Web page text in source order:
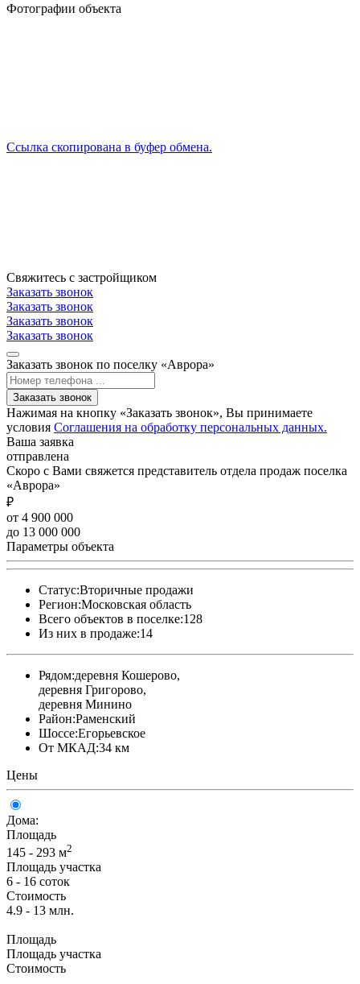
Фотографии объекта
Ссылка скопирована в буфер обмена.
Свяжитесь с застройщиком
Заказать звонок
Заказать звонок
Заказать звонок
Заказать звонок
Заказать звонок по поселку «Аврора»
Заказать звонок
Нажимая на кнопку «Заказать звонок», Вы принимаете
условия Соглашения на обработку персональных данных.
Ваша заявка
отправлена
Скоро с Вами свяжется представитель отдела продаж поселка
«Аврора»
₽
от 4 900 000
до 13 000 000
Параметры объекта
Статус:Вторичные продажи
Регион:Московская область
Всего объектов в поселке:128
Из них в продаже:14
Рядом:деревня Кошерово,
деревня Григорово,
деревня Минино
Район:Раменский
Шоссе:Егорьевское
От МКАД:34 км
Цены
Дома:
Площадь
145 - 293 м2
Площадь участка
6 - 16 соток
Стоимость
4.9 - 13 млн.
Площадь
Площадь участка
Стоимость